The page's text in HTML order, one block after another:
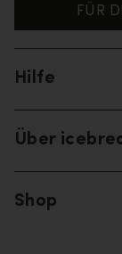
FÜR
Hilfe
Über
Shop